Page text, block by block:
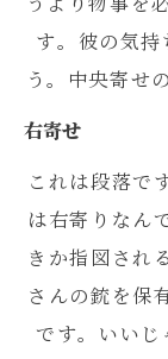
うより物事を
す。彼の気持
う。中央寄せ
右寄せ
これは段落で
は右寄りなん
きか指図され
さんの銃を保
です。いい